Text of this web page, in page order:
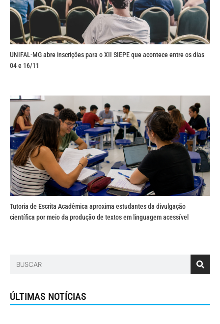
UNIFAL-MG abre inscrições para o XII SIEPE que acontece entre os dias
04 e 16/11
Tutoria de Escrita Acadêmica aproxima estudantes da divulgação
científica por meio da produção de textos em linguagem acessível
ÚLTIMAS NOTÍCIAS